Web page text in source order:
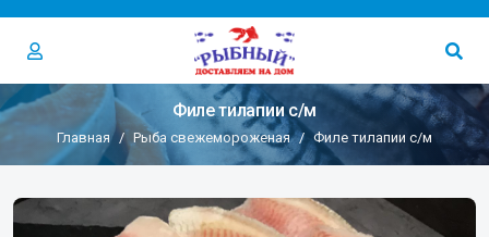
Филе тилапии с/м
Главная Рыба свежемороженая Филе тилапии с/м